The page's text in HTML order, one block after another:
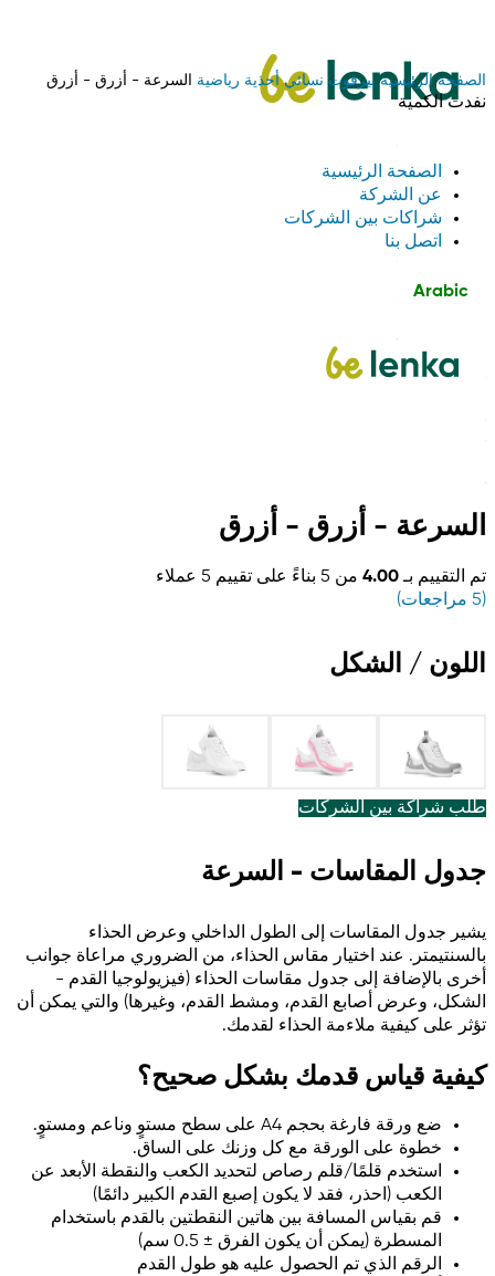
الصفحة الرئيسية
عن الشركة
شراكات بين الشركات
اتصل بنا
Arabic
الصفحة الرئيسية بيرفوت نسائيأحذية رياضية السرعة - أزرق - أزرق
نفدت الكمية
السرعة - أزرق - أزرق
تم التقييم بـ4.00 من 5 بناءً على تقييم 5 عملاء
(
5 مراجعات)
اللون / الشكل
طلب شراكة بين الشركات
جدول المقاسات - السرعة
يشير جدول المقاسات إلى الطول الداخلي وعرض الحذاء
بالسنتيمتر. عند اختيار مقاس الحذاء، من الضروري مراعاة جوانب
أخرى بالإضافة إلى جدول مقاسات الحذاء (فيزيولوجيا القدم -
الشكل، وعرض أصابع القدم، ومشط القدم، وغيرها) والتي يمكن أن
تؤثر على كيفية ملاءمة الحذاء لقدمك.
كيفية قياس قدمك بشكل صحيح؟
ضع ورقة فارغة بحجم A4 على سطح مستوٍ وناعم ومستوٍ.
خطوة على الورقة مع كل وزنك على الساق.
استخدم قلمًا/قلم رصاص لتحديد الكعب والنقطة الأبعد عن
الكعب (احذر، فقد لا يكون إصبع القدم الكبير دائمًا)
قم بقياس المسافة بين هاتين النقطتين بالقدم باستخدام
المسطرة (يمكن أن يكون الفرق ± 0.5 سم)
الرقم الذي تم الحصول عليه هو طول القدم